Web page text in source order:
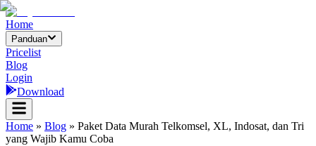
Home
Panduan
Pricelist
Blog
Login
Download
Home » Blog » Paket Data Murah Telkomsel, XL, Indosat, dan Tri
yang Wajib Kamu Coba